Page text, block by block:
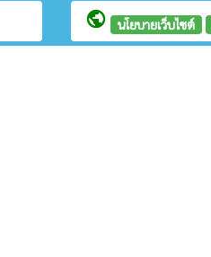
public นโยบายเว็บไซต์